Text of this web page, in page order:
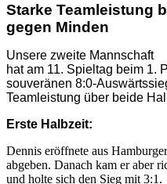
Starke Teamleistung
gegen Minden
Unsere zweite Mannschaft
hat am 11. Spieltag beim 1.
souveränen 8:0-
Teamleistung über beide
Erste Halbzeit:
Dennis eröffnete aus
abgeben. Danach kam er aber
und holte sich den Sieg mit